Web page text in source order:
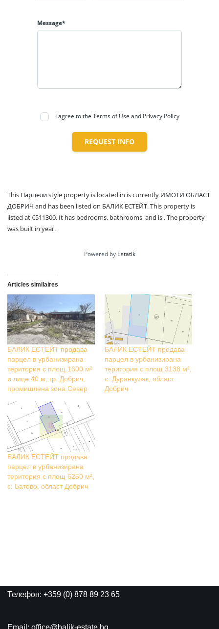
Message*
I agree to the Terms of Use and Privacy Policy
REQUEST INFO
This Парцелиstyle property is located in is currently ИМОТИ ОБЛАСТ
ДОБРИЧ and has been listed on БАЛИК ЕСТЕЙТ. This property is
listed at €511300. It has bedrooms, bathrooms, and is . The property
was built in year.
Powered by Estatik
Articles similaires
БАЛИК ЕСТЕЙТ продава
парцел в урбанизирана
територия с площ 1600 м²
и лице 40 м, гр. Добрич,
промишлена зона Север
БАЛИК ЕСТЕЙТ продава
парцел в урбанизирана
територия с площ 3138 м²,
с. Дуранкулак, област
Добрич
БАЛИК ЕСТЕЙТ продава
парцел в урбанизирана
територия с площ 6250 м²,
с. Батово, област Добрич
Телефон: +359 (0) 878 89 23 65
Email: office@balik-estate.bg